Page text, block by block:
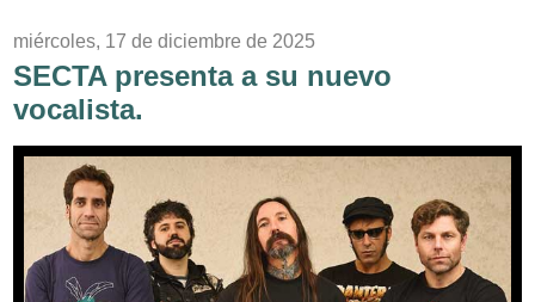
miércoles, 17 de diciembre de 2025
SECTA presenta a su nuevo
vocalista.